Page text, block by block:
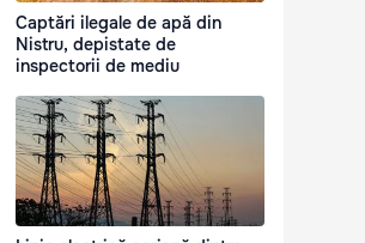
Captări ilegale de apă din
Nistru, depistate de
inspectorii de mediu